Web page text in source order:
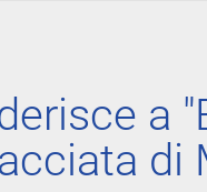
a
di